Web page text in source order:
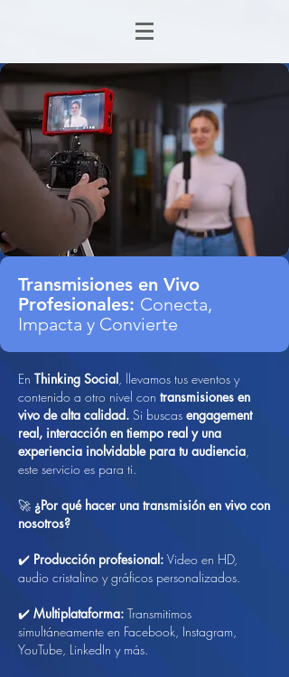
Transmisiones en Vivo
Profesionales: Conecta,
Impacta y Convierte
En Thinking Social, llevamos tus eventos y
contenido a otro nivel con transmisiones en
vivo de alta calidad. Si buscas engagement
real, interacción en tiempo real y una
experiencia inolvidable para tu audiencia,
este servicio es para ti.
🚀 ¿Por qué hacer una transmisión en vivo con
nosotros?
✔️ Producción profesional: Video en HD,
audio cristalino y gráficos personalizados.
✔️ Multiplataforma: Transmitimos
simultáneamente en Facebook, Instagram,
YouTube, LinkedIn y más.